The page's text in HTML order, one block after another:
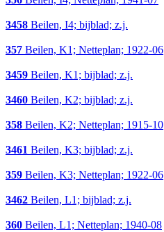
3458 Beilen, I4; bijblad; z.j.
357 Beilen, K1; Netteplan; 1922-06
3459 Beilen, K1; bijblad; z.j.
3460 Beilen, K2; bijblad; z.j.
358 Beilen, K2; Netteplan; 1915-10
3461 Beilen, K3; bijblad; z.j.
359 Beilen, K3; Netteplan; 1922-06
3462 Beilen, L1; bijblad; z.j.
360 Beilen, L1; Netteplan; 1940-08